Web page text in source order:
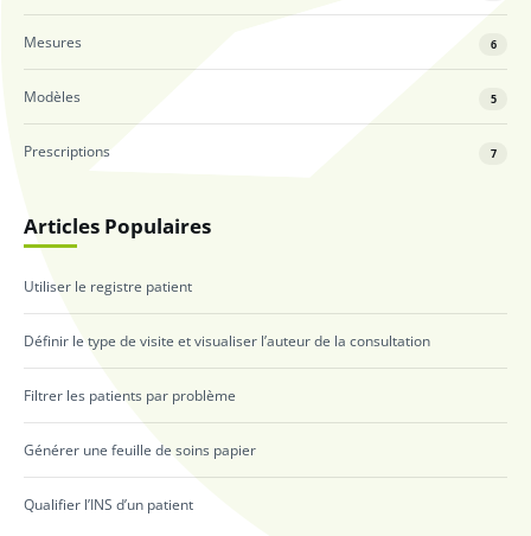
Mesures 6
Modèles 5
Prescriptions 7
Articles Populaires
Utiliser le registre patient
Définir le type de visite et visualiser l’auteur de la consultation
Filtrer les patients par problème
Générer une feuille de soins papier
Qualifier l’INS d’un patient